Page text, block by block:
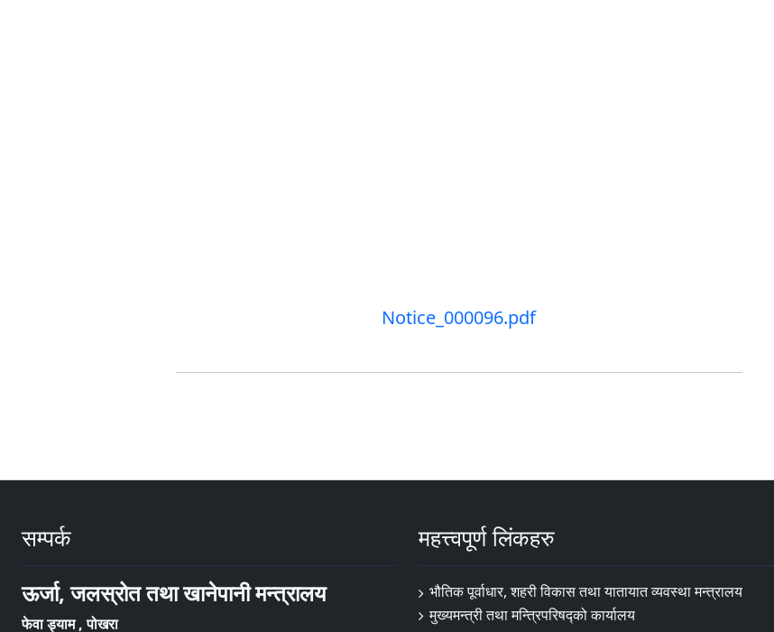
Notice_000096.pdf
सम्पर्क
ऊर्जा, जलस्रोत तथा खानेपानी मन्त्रालय
फेवा ड्याम , पोखरा
महत्त्वपूर्ण लिंकहरु
भौतिक पूर्वाधार, शहरी विकास तथा यातायात व्यवस्था मन्त्रालय
मुख्यमन्त्री तथा मन्त्रिपरिषद्को कार्यालय